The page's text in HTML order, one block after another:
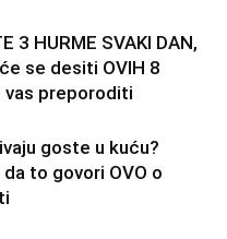
3 HURME SVAKI DAN,
se desiti OVIH 8
vas preporoditi
goste u kuću?
to govori OVO o